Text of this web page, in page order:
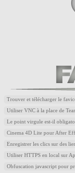
Trouver et télécharger le
Utiliser VNC à la place de
Le point virgule est-il
Cinema 4D Lite pour After
Enregistrer les clics sur des
Utiliser HTTPS en local sur
Obfuscation javascript pour